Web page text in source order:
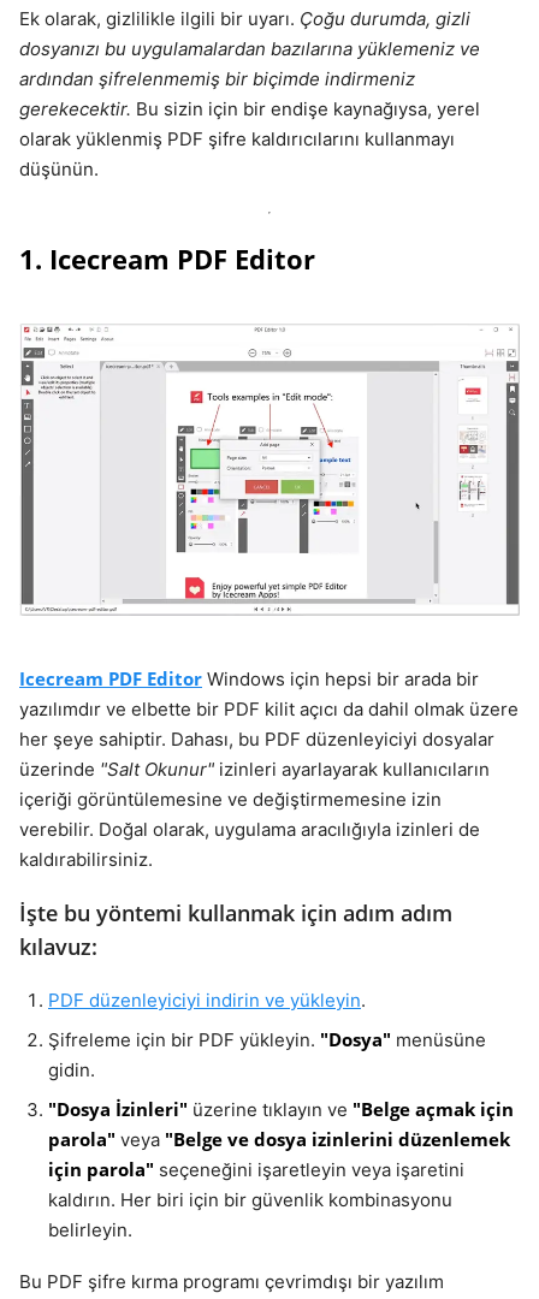
Ek olarak, gizlilikle ilgili bir uyarı. Çoğu durumda, gizli
dosyanızı bu uygulamalardan bazılarına yüklemeniz ve
ardından şifrelenmemiş bir biçimde indirmeniz
gerekecektir. Bu sizin için bir endişe kaynağıysa, yerel
olarak yüklenmiş PDF şifre kaldırıcılarını kullanmayı
düşünün.
1. Icecream PDF Editor
Icecream PDF Editor Windows için hepsi bir arada bir
yazılımdır ve elbette bir PDF kilit açıcı da dahil olmak üzere
her şeye sahiptir. Dahası, bu PDF düzenleyiciyi dosyalar
üzerinde "Salt Okunur" izinleri ayarlayarak kullanıcıların
içeriği görüntülemesine ve değiştirmemesine izin
verebilir. Doğal olarak, uygulama aracılığıyla izinleri de
kaldırabilirsiniz.
İşte bu yöntemi kullanmak için adım adım
kılavuz:
PDF düzenleyiciyi indirin ve yükleyin.
Şifreleme için bir PDF yükleyin. "Dosya" menüsüne
gidin.
"Dosya İzinleri" üzerine tıklayın ve "Belge açmak için
parola" veya "Belge ve dosya izinlerini düzenlemek
için parola" seçeneğini işaretleyin veya işaretini
kaldırın. Her biri için bir güvenlik kombinasyonu
belirleyin.
Bu PDF şifre kırma programı çevrimdışı bir yazılım